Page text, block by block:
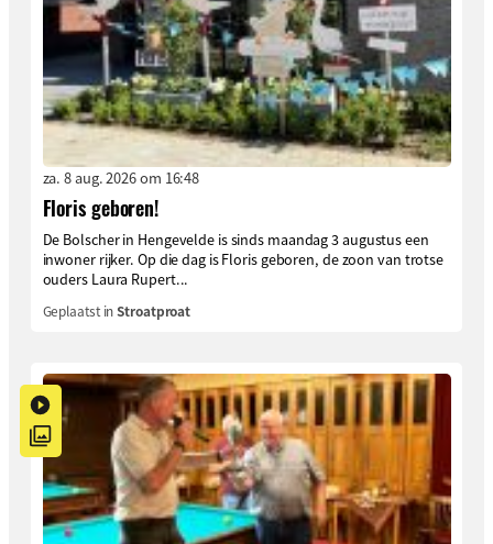
za. 8 aug. 2026 om 16:48
Floris geboren!
De Bolscher in Hengevelde is sinds maandag 3 augustus een
inwoner rijker. Op die dag is Floris geboren, de zoon van trotse
ouders Laura Rupert...
Geplaatst inStroatproat